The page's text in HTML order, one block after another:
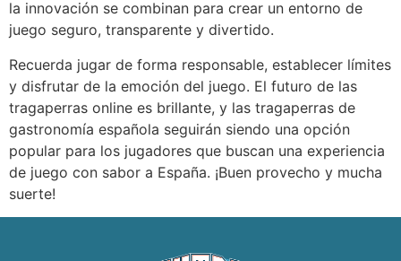
la innovación se combinan para crear un entorno de
juego seguro, transparente y divertido.
Recuerda jugar de forma responsable, establecer límites
y disfrutar de la emoción del juego. El futuro de las
tragaperras online es brillante, y las tragaperras de
gastronomía española seguirán siendo una opción
popular para los jugadores que buscan una experiencia
de juego con sabor a España. ¡Buen provecho y mucha
suerte!